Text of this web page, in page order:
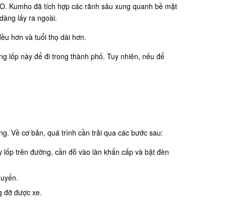
Kumho đã tích hợp các rãnh sâu xung quanh bề mặt
lấy ra ngoài.
hơn và tuổi thọ dài hơn.
lốp này để đi trong thành phố. Tuy nhiên, nếu để
Về cơ bản, quá trình cần trải qua các bước sau:
trên đường, cần đỗ vào làn khẩn cấp và bật đèn
đỡ được xe.